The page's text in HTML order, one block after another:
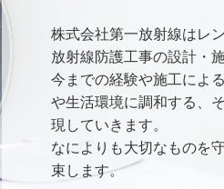
株式会社第一放射線はレ
放射線防護工事の設計・
今までの経験や施工によ
や生活環境に調和する、
現していきます。
なによりも大切なものを
束します。